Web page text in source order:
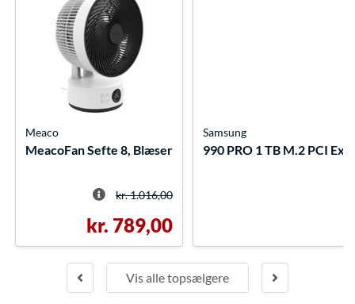
Vis alle topsælgere
Meaco
MeacoFan Sefte 8, Blæser
kr. 1.016,00
kr. 789,00
Samsung
990 PRO 1 TB M.2 PCI